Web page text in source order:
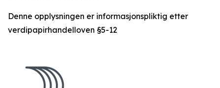
Denne opplysningen er informasjonspliktig etter
verdipapirhandelloven §5-12